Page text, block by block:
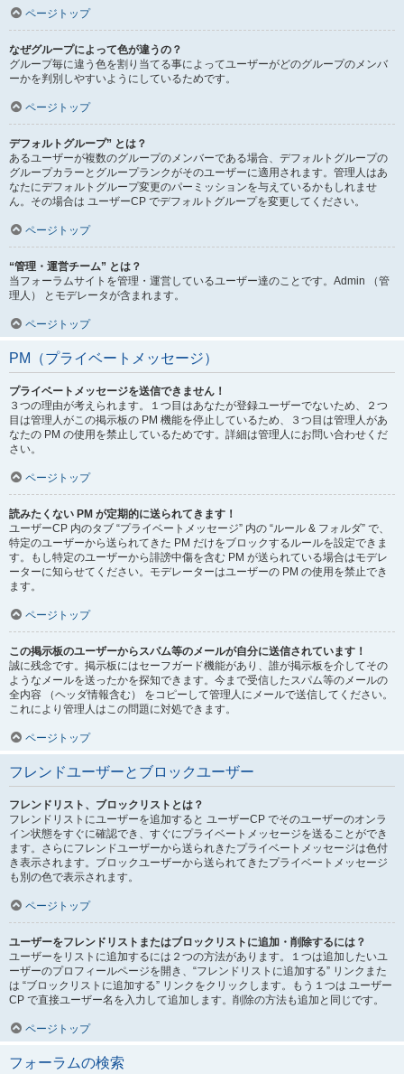
ページトップ
なぜグループによって色が違うの？
グループ毎に違う色を割り当てる事によってユーザーがどのグループのメンバ
ーかを判別しやすいようにしているためです。
ページトップ
デフォルトグループ” とは？
あるユーザーが複数のグループのメンバーである場合、デフォルトグループの
グループカラーとグループランクがそのユーザーに適用されます。管理人はあ
なたにデフォルトグループ変更のパーミッションを与えているかもしれませ
ん。その場合は ユーザーCP でデフォルトグループを変更してください。
ページトップ
“管理・運営チーム” とは？
当フォーラムサイトを管理・運営しているユーザー達のことです。Admin （管
理人） とモデレータが含まれます。
ページトップ
PM（プライベートメッセージ）
プライベートメッセージを送信できません！
３つの理由が考えられます。１つ目はあなたが登録ユーザーでないため、２つ
目は管理人がこの掲示板の PM 機能を停止しているため、３つ目は管理人があ
なたの PM の使用を禁止しているためです。詳細は管理人にお問い合わせくだ
さい。
ページトップ
読みたくない PM が定期的に送られてきます！
ユーザーCP 内のタブ “プライベートメッセージ” 内の “ルール & フォルダ” で、
特定のユーザーから送られてきた PM だけをブロックするルールを設定できま
す。もし特定のユーザーから誹謗中傷を含む PM が送られている場合はモデレ
ーターに知らせてください。モデレーターはユーザーの PM の使用を禁止でき
ます。
ページトップ
この掲示板のユーザーからスパム等のメールが自分に送信されています！
誠に残念です。掲示板にはセーフガード機能があり、誰が掲示板を介してその
ようなメールを送ったかを探知できます。今まで受信したスパム等のメールの
全内容 （ヘッダ情報含む） をコピーして管理人にメールで送信してください。
これにより管理人はこの問題に対処できます。
ページトップ
フレンドユーザーとブロックユーザー
フレンドリスト、ブロックリストとは？
フレンドリストにユーザーを追加すると ユーザーCP でそのユーザーのオンラ
イン状態をすぐに確認でき、すぐにプライベートメッセージを送ることができ
ます。さらにフレンドユーザーから送られきたプライベートメッセージは色付
き表示されます。ブロックユーザーから送られてきたプライベートメッセージ
も別の色で表示されます。
ページトップ
ユーザーをフレンドリストまたはブロックリストに追加・削除するには？
ユーザーをリストに追加するには２つの方法があります。１つは追加したいユ
ーザーのプロフィールページを開き、“フレンドリストに追加する” リンクまた
は “ブロックリストに追加する” リンクをクリックします。もう１つは ユーザー
CP で直接ユーザー名を入力して追加します。削除の方法も追加と同じです。
ページトップ
フォーラムの検索